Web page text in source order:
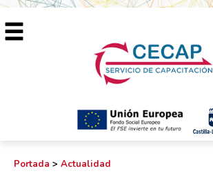
Portada > Actualidad